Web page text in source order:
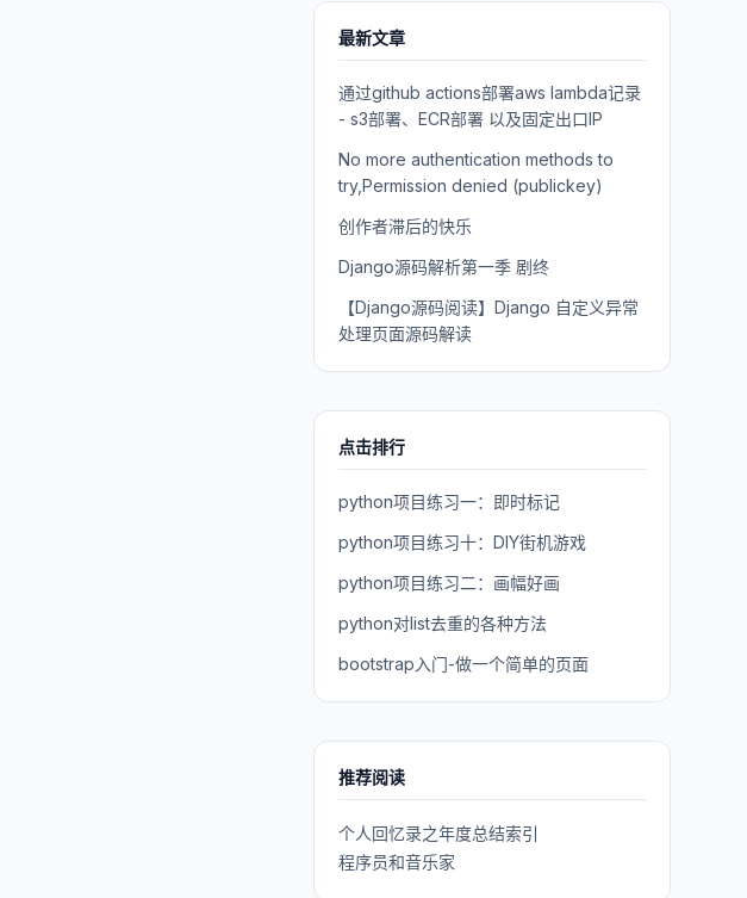
最新文章
通过github actions部署aws lambda记录
- s3部署、ECR部署 以及固定出口IP
No more authentication methods to
try,Permission denied (publickey)
创作者滞后的快乐
Django源码解析第一季 剧终
【Django源码阅读】Django 自定义异常
处理页面源码解读
点击排行
python项目练习一：即时标记
python项目练习十：DIY街机游戏
python项目练习二：画幅好画
python对list去重的各种方法
bootstrap入门-做一个简单的页面
推荐阅读
个人回忆录之年度总结索引
程序员和音乐家